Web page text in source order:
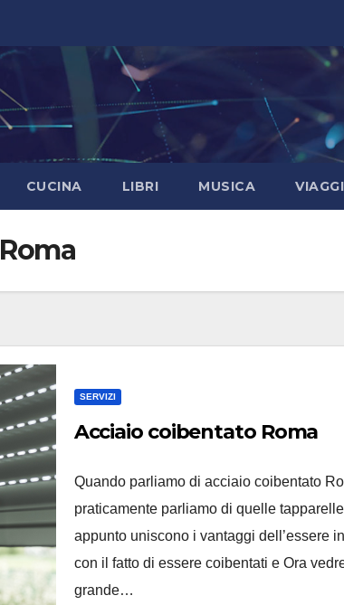
CUCINA LIBRI MUSICA VIAGGI
SERVIZI
Acciaio coibentato Roma
Quando parliamo di acciaio coibentato
praticamente parliamo di quelle
appunto uniscono i vantaggi dell’essere
con il fatto di essere coibentati e Ora
grande…